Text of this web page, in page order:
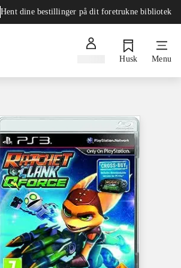
Hent dine bestillinger på dit foretrukne bibliotek
Husk Menu